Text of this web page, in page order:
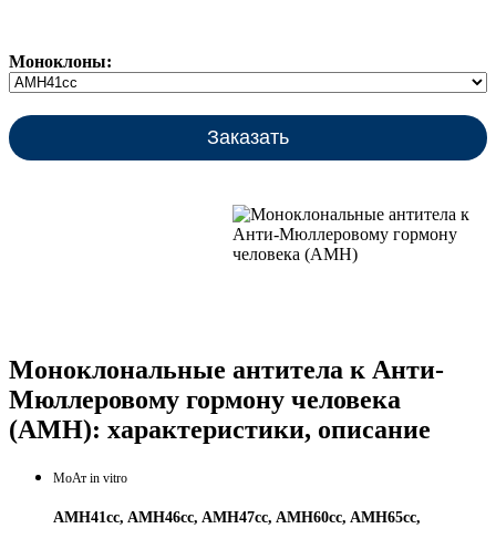
Моноклоны:
Заказать
Моноклональные антитела к Анти-
Мюллеровому гормону человека
(AMH): характеристики, описание
МоАт in vitro
AMH41cc, AMH46cc, AMH47cc, AMH60cc, AMH65cc,